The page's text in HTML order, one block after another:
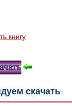
книгу
скачать